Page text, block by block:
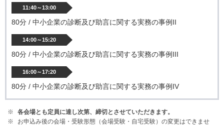
11:40～13:00
80分 / 中小企業の診断及び助言に関する実務の事例II
14:00～15:20
80分 / 中小企業の診断及び助言に関する実務の事例III
16:00～17:20
80分 / 中小企業の診断及び助言に関する実務の事例IV
各会場とも定員に達し次第、締切とさせていただきます。
お申込み後の会場・受験形態（会場受験・自宅受験）の変更はできませ